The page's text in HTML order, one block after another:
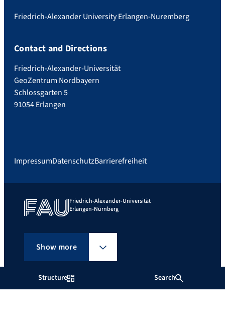
Structure Search
Friedrich-Alexander University Erlangen-Nuremberg
Contact and Directions
Friedrich-Alexander-Universität
GeoZentrum Nordbayern
Schlossgarten 5
91054 Erlangen
ImpressumDatenschutzBarrierefreiheit
Friedrich-Alexander-Universität
Erlangen-Nürnberg
Show more